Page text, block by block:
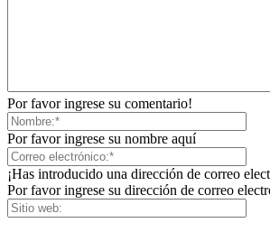
Por favor ingrese su comentario!
Por favor ingrese su nombre aquí
¡Has introducido una dirección de correo
Por favor ingrese su dirección de correo